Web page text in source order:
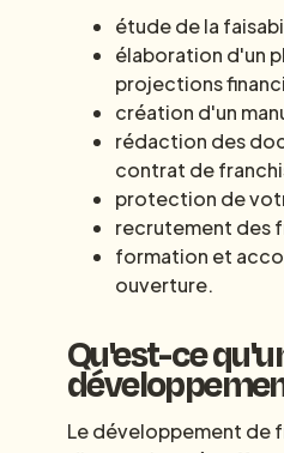
étude de la
élaboration d'un
projections
création d'un
rédaction des
contrat de
protection de
recrutement des
formation et
ouverture.
Qu'est-ce
Le développement de